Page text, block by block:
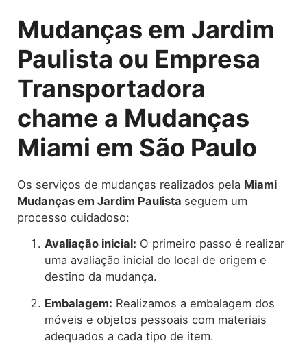
Mudanças em Jardim
Paulista ou Empresa
Transportadora
chame a Mudanças
Miami em São Paulo
Os serviços de mudanças realizados pela Miami
Mudanças em Jardim Paulista seguem um
processo cuidadoso:
Avaliação inicial: O primeiro passo é realizar
uma avaliação inicial do local de origem e
destino da mudança.
Embalagem: Realizamos a embalagem dos
móveis e objetos pessoais com materiais
adequados a cada tipo de item.